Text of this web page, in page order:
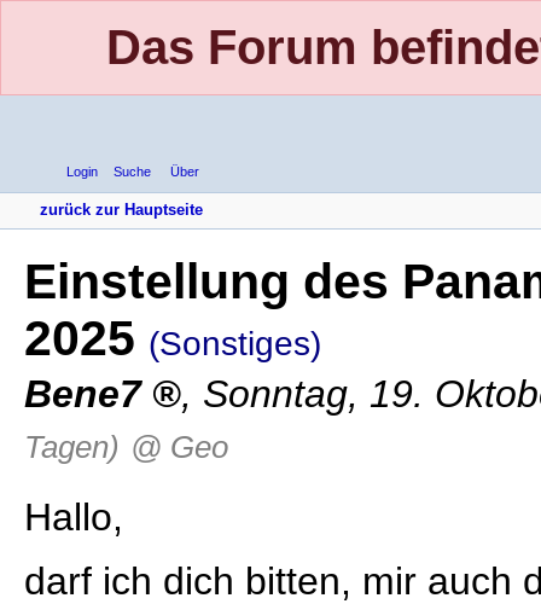
Das Forum
Login Suche Über
zurück zur Hauptseite
Einstellung des
2025 (Sonstiges)
Bene7 , Sonntag, 19.
Tagen) @ Geo
Hallo,
darf ich dich bitten, mir auch